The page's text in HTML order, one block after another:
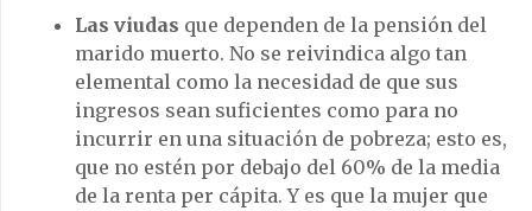
Las viudas que dependen de la pensión del
marido muerto. No se reivindica algo tan
elemental como la necesidad de que sus
ingresos sean suficientes como para no
incurrir en una situación de pobreza; esto es,
que no estén por debajo del 60% de la media
de la renta per cápita. Y es que la mujer que